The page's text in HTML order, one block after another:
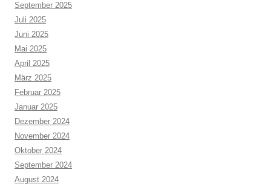
September 2025
Juli 2025
Juni 2025
Mai 2025
April 2025
März 2025
Februar 2025
Januar 2025
Dezember 2024
November 2024
Oktober 2024
September 2024
August 2024